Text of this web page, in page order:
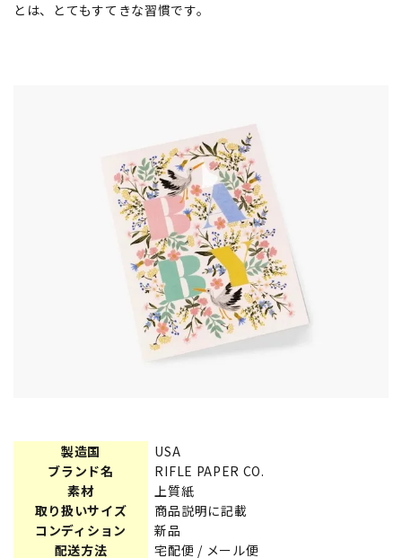
とは、とてもすてきな習慣です。
製造国
USA
ブランド名
RIFLE PAPER CO.
素材
上質紙
取り扱いサイズ
商品説明に記載
コンディション
新品
配送方法
宅配便 / メール便